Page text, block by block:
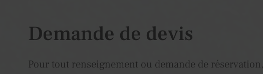
Demande de devis
Pour tout renseignement ou demande de réservation,